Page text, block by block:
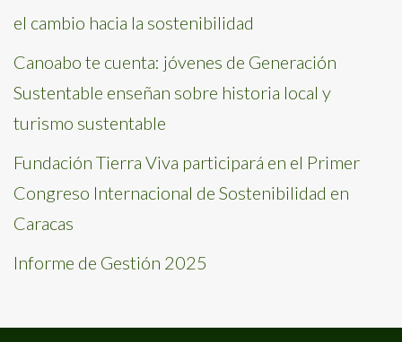
el cambio hacia la sostenibilidad
Canoabo te cuenta: jóvenes de Generación
Sustentable enseñan sobre historia local y
turismo sustentable
Fundación Tierra Viva participará en el Primer
Congreso Internacional de Sostenibilidad en
Caracas
Informe de Gestión 2025